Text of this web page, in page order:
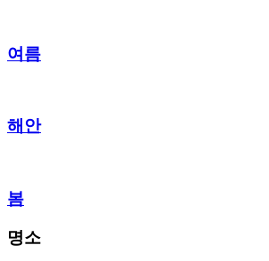
여름
해안
봄
명소